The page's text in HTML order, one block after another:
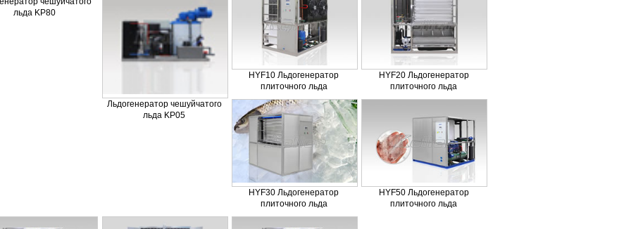
льда KP80
Льдогенератор чешуйчатого
льда KP05
HYF10 Льдогенератор
плиточного льда
HYF20 Льдогенератор
плиточного льда
HYF30 Льдогенератор
плиточного льда
HYF50 Льдогенератор
плиточного льда